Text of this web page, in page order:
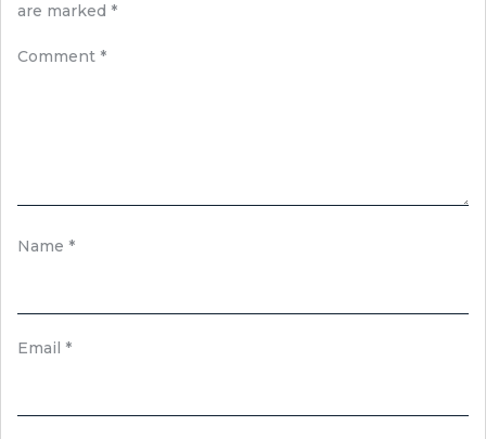
are marked *
Comment *
Name *
Email *